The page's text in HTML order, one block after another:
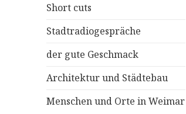
Short cuts
Stadtradiogespräche
der gute Geschmack
Architektur und Städtebau
Menschen und Orte in Weimar